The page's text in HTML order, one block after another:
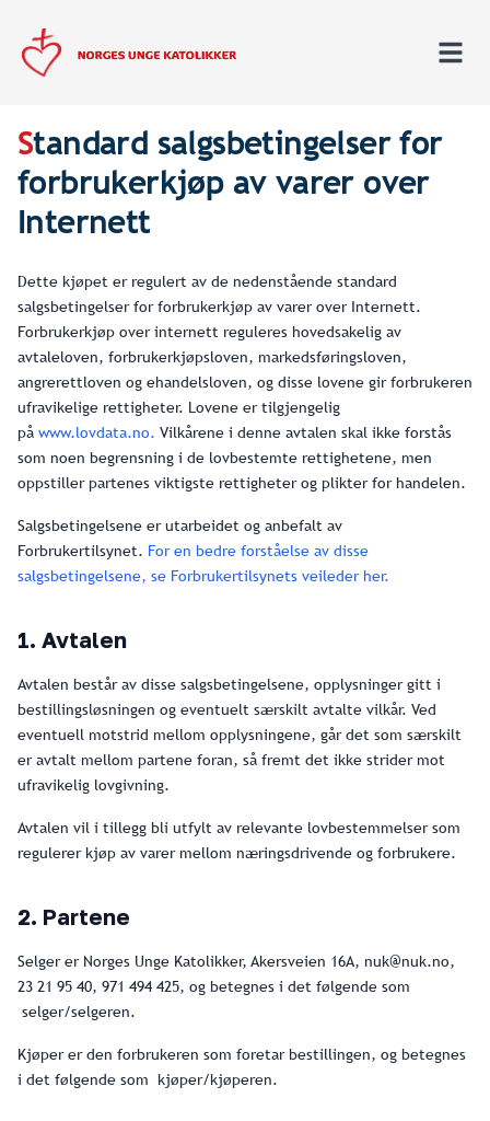
Standard salgsbetingelser for
forbrukerkjøp av varer over
Internett
Dette kjøpet er regulert av de nedenstående standard
salgsbetingelser for forbrukerkjøp av varer over Internett.
Forbrukerkjøp over internett reguleres hovedsakelig av
avtaleloven, forbrukerkjøpsloven, markedsføringsloven,
angrerettloven og ehandelsloven, og disse lovene gir forbrukeren
ufravikelige rettigheter. Lovene er tilgjengelig
på www.lovdata.no. Vilkårene i denne avtalen skal ikke forstås
som noen begrensning i de lovbestemte rettighetene, men
oppstiller partenes viktigste rettigheter og plikter for handelen.
Salgsbetingelsene er utarbeidet og anbefalt av
Forbrukertilsynet. For en bedre forståelse av disse
salgsbetingelsene, se Forbrukertilsynets veileder her.
1. Avtalen
Avtalen består av disse salgsbetingelsene, opplysninger gitt i
bestillingsløsningen og eventuelt særskilt avtalte vilkår. Ved
eventuell motstrid mellom opplysningene, går det som særskilt
er avtalt mellom partene foran, så fremt det ikke strider mot
ufravikelig lovgivning.
Avtalen vil i tillegg bli utfylt av relevante lovbestemmelser som
regulerer kjøp av varer mellom næringsdrivende og forbrukere.
2. Partene
Selger er Norges Unge Katolikker, Akersveien 16A, nuk@nuk.no,
23 21 95 40, 971 494 425, og betegnes i det følgende som
selger/selgeren.
Kjøper er den forbrukeren som foretar bestillingen, og betegnes
i det følgende som kjøper/kjøperen.